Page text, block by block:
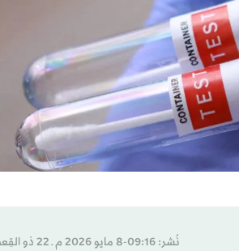
نُشر: 09:16-8 مايو 2026 م ـ 22 ذو القِعدة 1447 هـ